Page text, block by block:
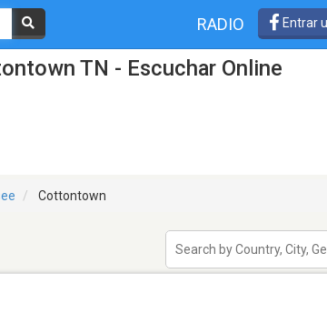
RADIO Entrar
TN - Escuchar Online
Cottontown